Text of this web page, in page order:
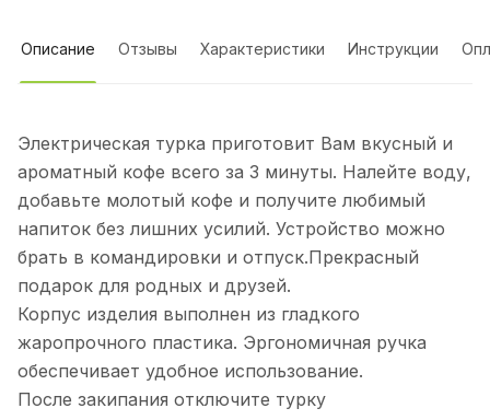
Описание Отзывы Характеристики Инструкции
Электрическая турка приготовит Вам вкусный и
ароматный кофе всего за 3 минуты. Налейте воду,
добавьте молотый кофе и получите любимый
напиток без лишних усилий. Устройство можно
брать в командировки и отпуск.Прекрасный
подарок для родных и друзей.
Корпус изделия выполнен из гладкого
жаропрочного пластика. Эргономичная ручка
обеспечивает удобное использование.
После закипания отключите турку